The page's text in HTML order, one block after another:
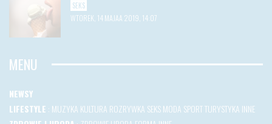
SEKS
WTOREK, 14 MAJAA 2019, 14:07
MENU
NEWSY
LIFESTYLE : MUZYKA KULTURA ROZRYWKA SEKSMODA SPORTTURYSTYKA INNE